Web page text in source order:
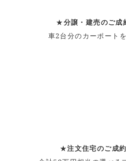
★分譲・建売のご成
車2台分のカーポート
★注文住宅のご成約